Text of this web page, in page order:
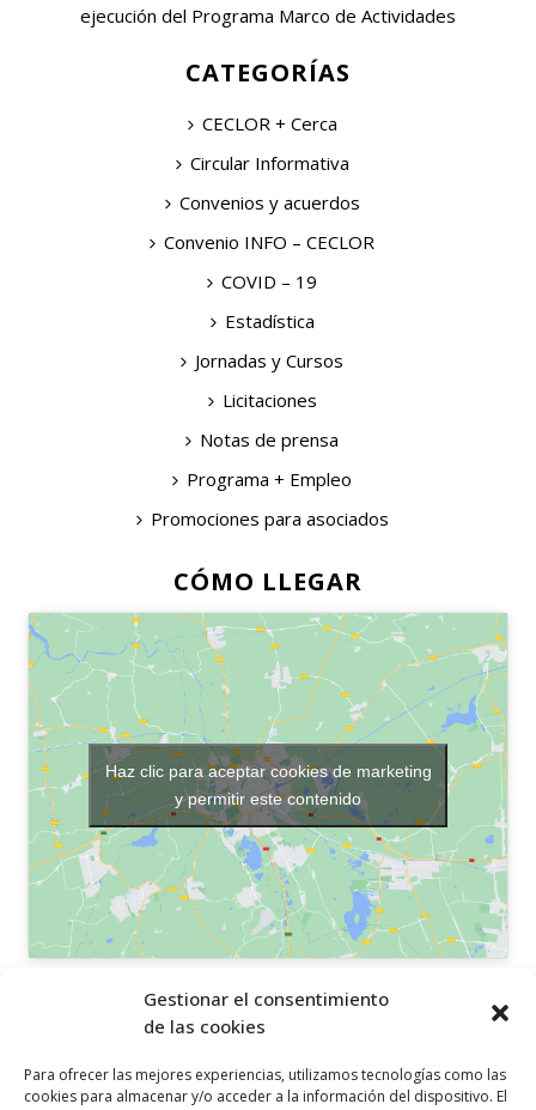
Gestionar el consentimiento
de las cookies
Para ofrecer las mejores experiencias, utilizamos tecnologías como las
cookies para almacenar y/o acceder a la información del dispositivo. El
ejecución del Programa Marco de Actividades
CATEGORÍAS
CECLOR + Cerca
Circular Informativa
Convenios y acuerdos
Convenio INFO – CECLOR
COVID – 19
Estadística
Jornadas y Cursos
Licitaciones
Notas de prensa
Programa + Empleo
Promociones para asociados
CÓMO LLEGAR
Haz clic para aceptar cookies de marketing
y permitir este contenido
OTROS ENLACES
Política de cookies